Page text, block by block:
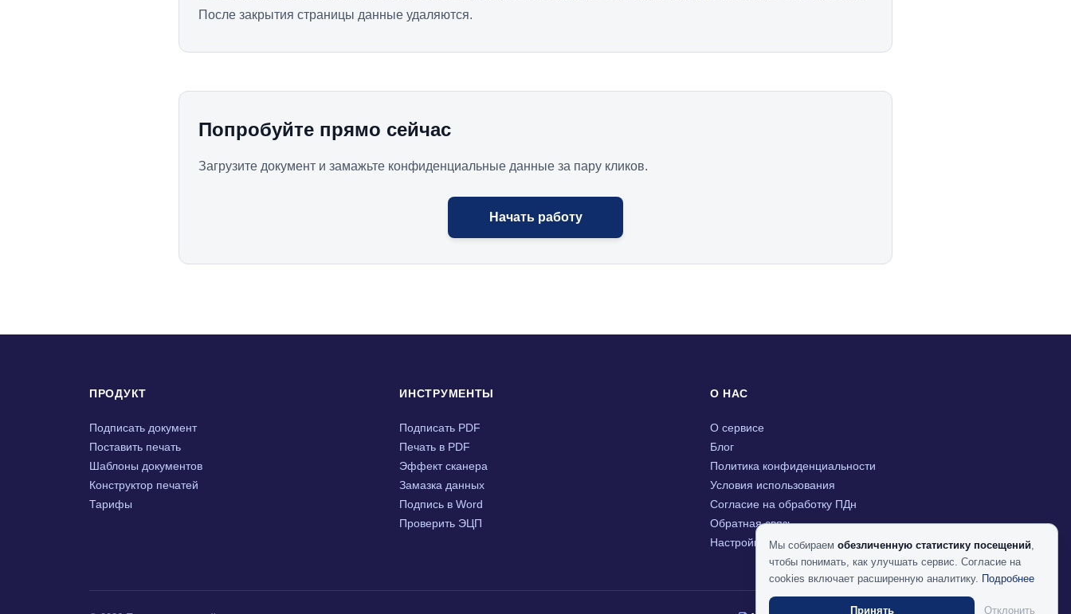
После закрытия страницы данные удаляются.
Попробуйте прямо сейчас
Загрузите документ и замажьте конфиденциальные данные за пару кликов.
Начать работу
ПРОДУКТ
Подписать документ
Поставить печать
Шаблоны документов
Конструктор печатей
Тарифы
ИНСТРУМЕНТЫ
Подписать PDF
Печать в PDF
Эффект сканера
Замазка данных
Подпись в Word
Проверить ЭЦП
О НАС
О сервисе
Блог
Политика конфиденциальности
Условия использования
Согласие на обработку ПДн
Обратная связь
Настройки cookies
Мы собираем обезличенную статистику посещений,
чтобы понимать, как улучшать сервис. Согласие на
cookies включает расширенную аналитику. Подробнее
Принять Отклонить